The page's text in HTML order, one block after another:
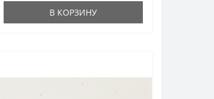
В КОРЗИНУ